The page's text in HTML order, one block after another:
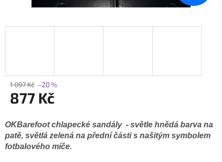
1 097 Kč –20 %
877 Kč
cena:
OKBarefoot chlapecké sandály - světle hnědá barva na
patě, světlá zelená na přední části s našitým symbolem
fotbalového míče.